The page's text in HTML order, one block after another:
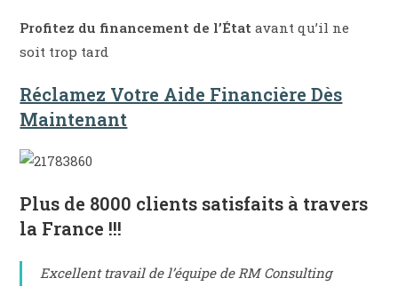
Profitez du financement de l’État avant qu’il ne
soit trop tard
Réclamez Votre Aide Financière Dès
Maintenant
Plus de 8000 clients satisfaits à travers
la France !!!
Excellent travail de l’équipe de RM Consulting